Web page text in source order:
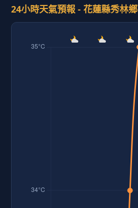
24小時天氣預報 - 花蓮縣秀林鄉